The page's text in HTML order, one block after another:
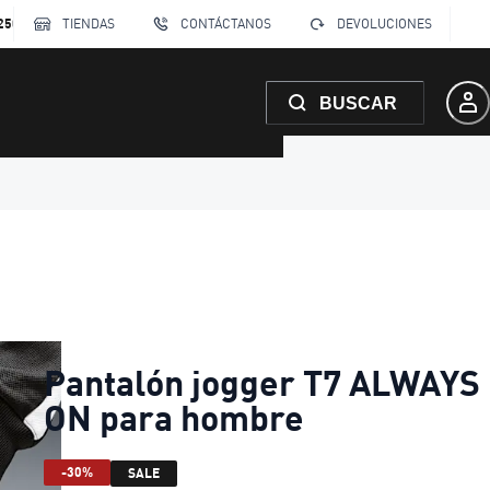
TIENDAS CONTÁCTANOS DEVOLUCIONES
BUSCAR
Pantalón jogger T7 ALWAYS
ON para hombre
-30% SALE